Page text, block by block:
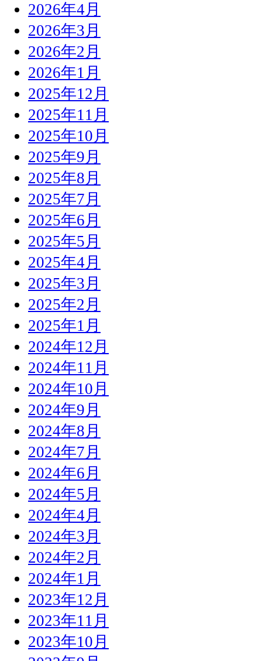
2026年4月
2026年3月
2026年2月
2026年1月
2025年12月
2025年11月
2025年10月
2025年9月
2025年8月
2025年7月
2025年6月
2025年5月
2025年4月
2025年3月
2025年2月
2025年1月
2024年12月
2024年11月
2024年10月
2024年9月
2024年8月
2024年7月
2024年6月
2024年5月
2024年4月
2024年3月
2024年2月
2024年1月
2023年12月
2023年11月
2023年10月